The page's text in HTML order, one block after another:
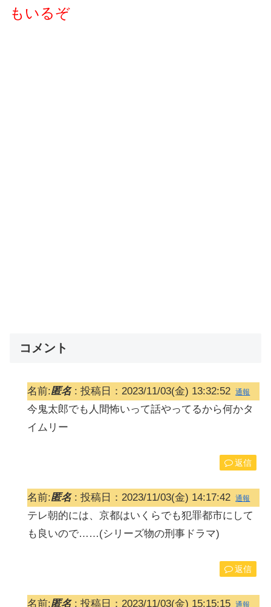
もいるぞ
コメント
名前:匿名: 投稿日：2023/11/03(金) 13:32:52 通報
今鬼太郎でも人間怖いって話やってるから何かタ
イムリー
返信
名前:匿名: 投稿日：2023/11/03(金) 14:17:42 通報
テレ朝的には、京都はいくらでも犯罪都市にして
も良いので……(シリーズ物の刑事ドラマ)
返信
名前:匿名: 投稿日：2023/11/03(金) 15:15:15 通報